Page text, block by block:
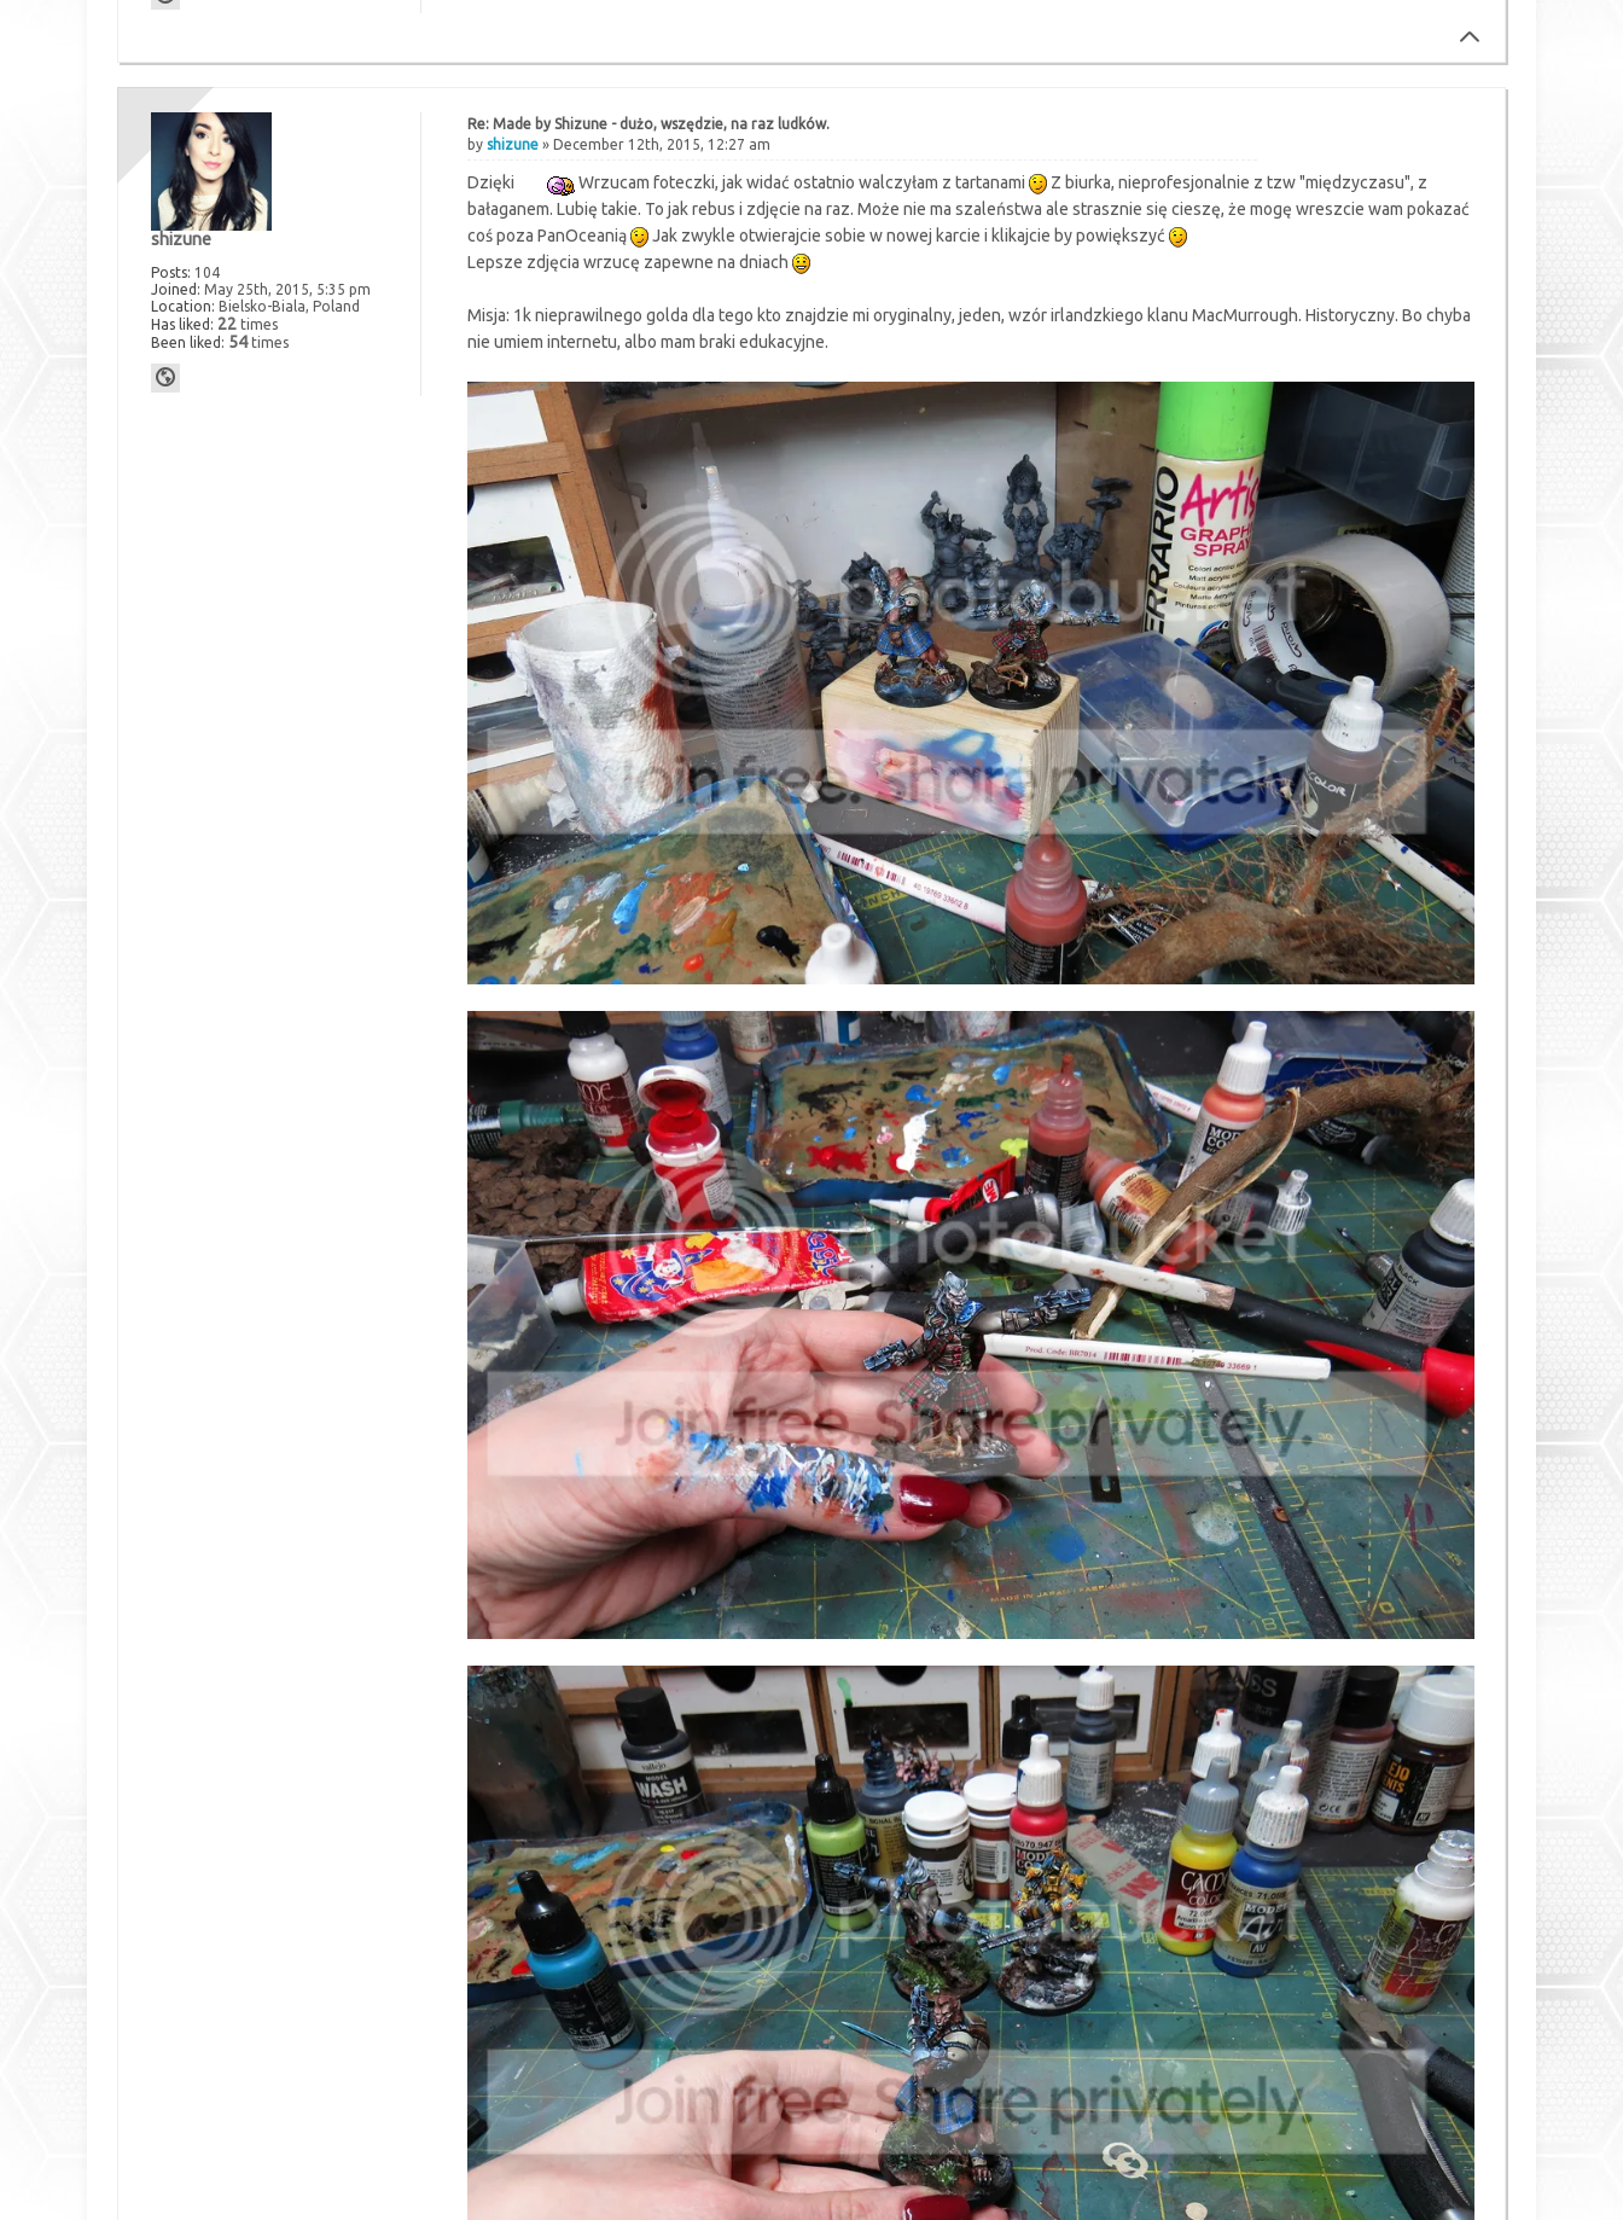
Re: Made by Shizune - dużo, wszędzie, na raz ludków.
by shizune» December 12th, 2015, 12:27 am
Dzięki Wrzucam foteczki, jak widać ostatnio walczyłam z tartanami
Z biurka, nieprofesjonalnie z tzw "międzyczasu", z
bałaganem. Lubię takie. To jak rebus i zdjęcie na raz. Może nie ma szaleństwa ale strasznie się cieszę, że mogę wreszcie wam pokazać
coś poza PanOceanią
Jak zwykle otwierajcie sobie w nowej karcie i klikajcie by powiększyć
Lepsze zdjęcia wrzucę zapewne na dniach
Misja: 1k nieprawilnego golda dla tego kto znajdzie mi oryginalny, jeden, wzór irlandzkiego klanu MacMurrough. Historyczny. Bo chyba
nie umiem internetu, albo mam braki edukacyjne.
shizune
Posts: 104
Joined: May 25th, 2015, 5:35 pm
Location: Bielsko-Biala, Poland
Has liked: 22 times
Been liked: 54times